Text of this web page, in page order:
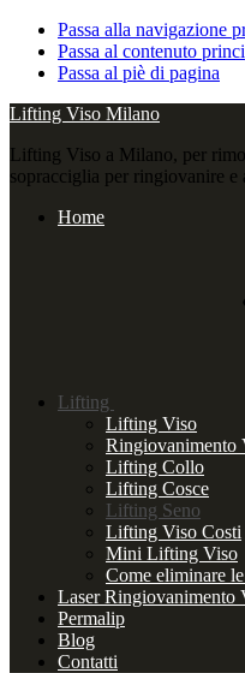
Passa alla navigazione
Passa al contenuto
Passa al piè di pagina
Lifting Viso Milano
Lifting Viso a Milano, per
sopracciglia per ringiovanire e
Home
Lifting
Lifting Viso
Ringiovanimento
Lifting Collo
Lifting Cosce
Lifting Seno
Lifting Viso Costi
Mini Lifting Viso
Come eliminare
Laser Ringiovanimento
Permalip
Blog
Contatti